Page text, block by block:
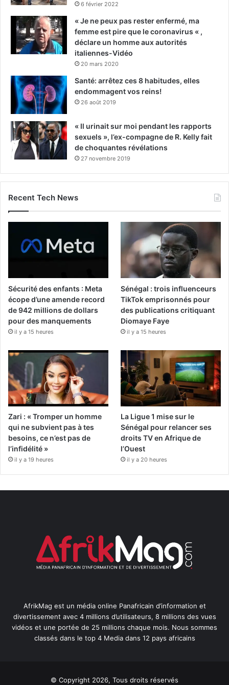
6 février 2022
« Je ne peux pas rester enfermé, ma
femme est pire que le coronavirus « ,
déclare un homme aux autorités
italiennes-Vidéo
20 mars 2020
Santé: arrêtez ces 8 habitudes, elles
endommagent vos reins!
26 août 2019
« Il urinait sur moi pendant les rapports
sexuels », l’ex-compagne de R. Kelly fait
de choquantes révélations
27 novembre 2019
Recent Tech News
Sécurité des enfants : Meta
écope d’une amende record
de 942 millions de dollars
pour des manquements
il y a 15 heures
Sénégal : trois influenceurs
TikTok emprisonnés pour
des publications critiquant
Diomaye Faye
il y a 15 heures
Zari : « Tromper un homme
qui ne subvient pas à tes
besoins, ce n’est pas de
l’infidélité »
il y a 19 heures
La Ligue 1 mise sur le
Sénégal pour relancer ses
droits TV en Afrique de
l’Ouest
il y a 20 heures
AfrikMag est un média online Panafricain d’information et
divertissement avec 4 millions d’utilisateurs, 8 millions des vues
vidéos et une portée de 25 millions chaque mois. Nous sommes
classés dans le top 4 Media dans 12 pays africains
© Copyright 2026, Tous droits réservés